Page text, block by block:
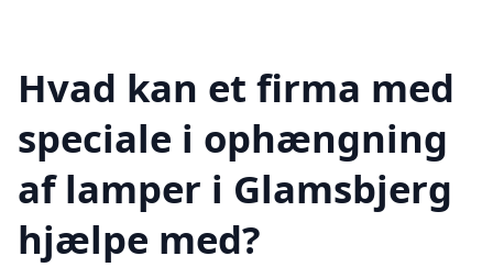
Hvad kan et firma med
speciale i ophængning
af lamper i Glamsbjerg
hjælpe med?